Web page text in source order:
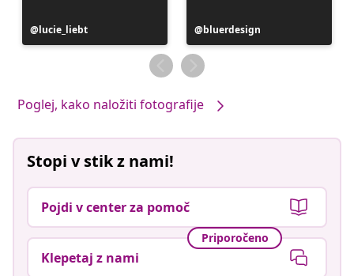
Objavo
je
lucie_liebt
Objavo
je
objavil
bluerdesign
Poglej, kako naložiti fotografije
Stopi v stik z nami!
Pojdi v center za pomoč
Priporočeno
Klepetaj z nami